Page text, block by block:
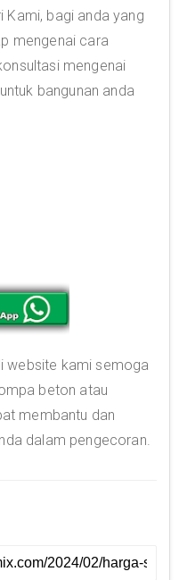
Kami, bagi anda yang
mengenai cara
mengenai
bangunan anda
website kami semoga
beton atau
membantu dan
dalam pengecoran.